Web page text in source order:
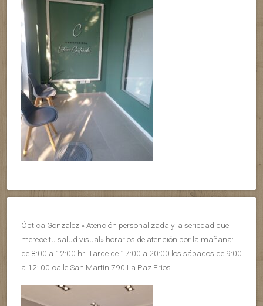
Óptica Gonzalez » Atención personalizada y la seriedad que
merece tu salud visual» horarios de atención por la mañana:
de 8:00 a 12:00 hr. Tarde de 17:00 a 20:00 los sábados de 9:00
a 12: 00 calle San Martin 790 La Paz Erios.